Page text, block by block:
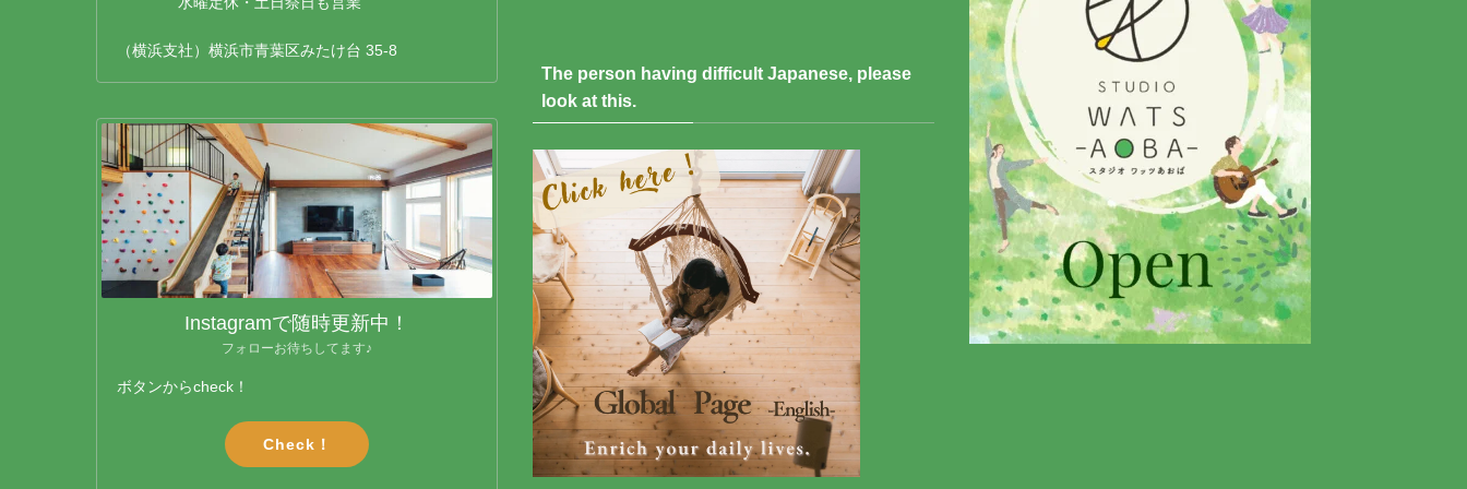
（横浜支社）横浜市青葉区みたけ台 35-8
Instagramで随時更新中！
フォローお待ちしてます♪
ボタンからcheck！
Check！
The person having difficult Japanese, please
look at this.